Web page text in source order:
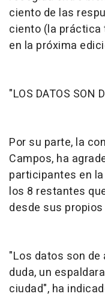
ciento de las
ciento (la práctica
en la próxima
"LOS DATOS SON
Por su parte, la
Campos, ha
participantes en
los 8 restantes
desde sus
"Los datos son
duda, un
ciudad", ha